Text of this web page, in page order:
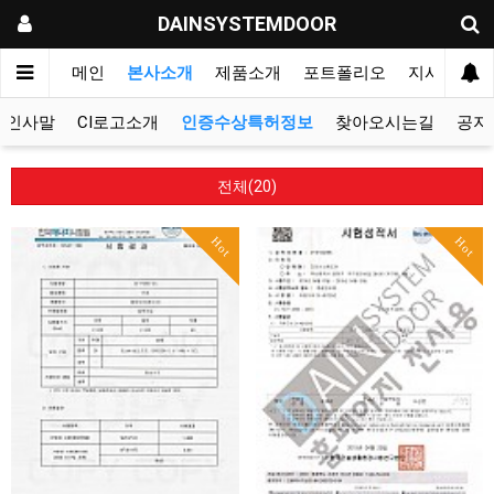
DAINSYSTEMDOOR
메인 본사소개 제품소개 포트폴리오 지사&대리
인사말 CI로고소개 인증수상특허정보 찾아오시는길 공지
전체(20)
Hot Hot